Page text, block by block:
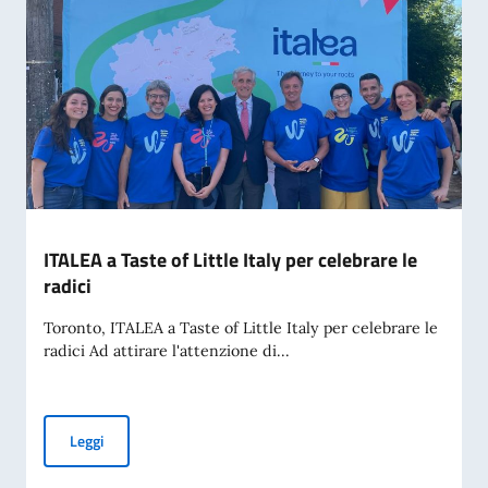
ITALEA a Taste of Little Italy per celebrare le
radici
Toronto, ITALEA a Taste of Little Italy per celebrare le
radici Ad attirare l'attenzione di...
LeggiITALEA a Taste of Little Italy per celebrare le radici